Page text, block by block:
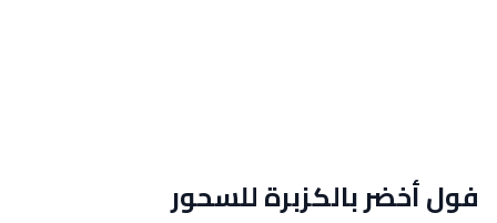
فول أخضر بالكزبرة للسحور